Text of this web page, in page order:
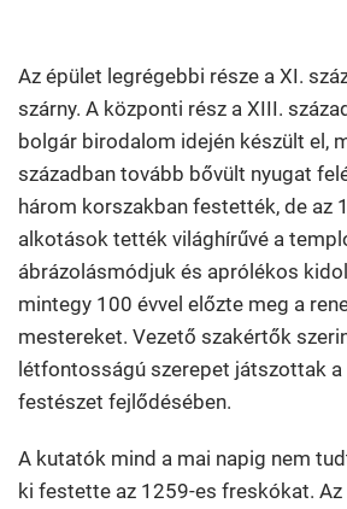
Az épület legrégebbi része a XI.
szárny. A központi rész a XIII.
bolgár birodalom idején készült el,
században tovább bővült nyugat
három korszakban festették, de az
alkotások tették világhírűvé a
ábrázolásmódjuk és aprólékos
mintegy 100 évvel előzte meg a
mestereket. Vezető szakértők
létfontosságú szerepet játszottak
festészet fejlődésében.
A kutatók mind a mai napig nem
ki festette az 1259-es freskókat.